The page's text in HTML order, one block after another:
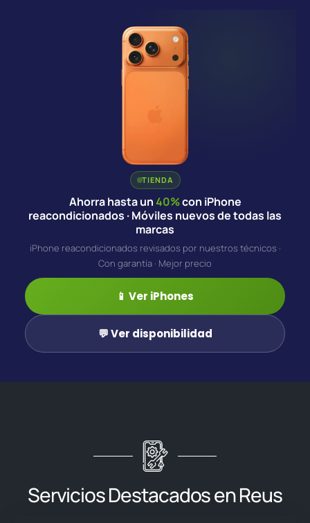
TIENDA
Ahorra hasta un40%con iPhone
reacondicionados · Móviles nuevos de todas las
marcas
iPhone reacondicionados revisados por nuestros técnicos ·
Con garantía · Mejor precio
📱 Ver iPhones
💬 Ver disponibilidad
Servicios Destacados en Reus